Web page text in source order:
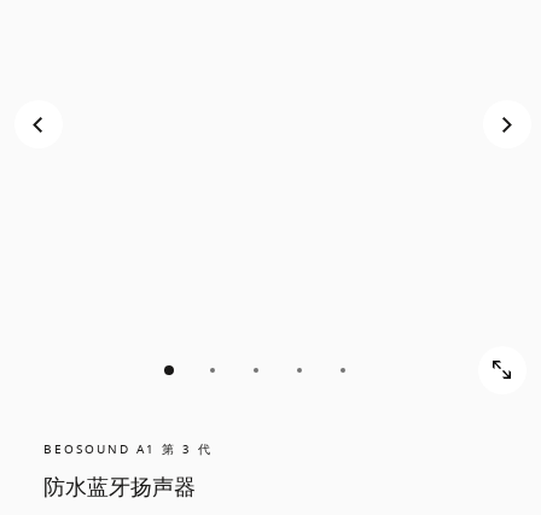
BEOSOUND A1 第 3 代
防水蓝牙扬声器